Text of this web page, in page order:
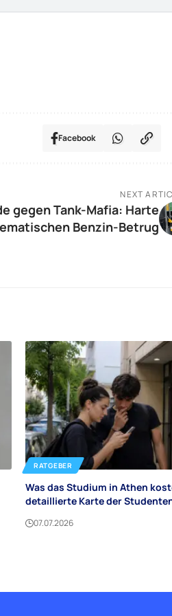
Facebook
NEXT
gegen Tank-Mafia: Harte
Benzin-Betrug
RATGEBER
Was das Studium in Athen
detaillierte Karte der
07.07.2026